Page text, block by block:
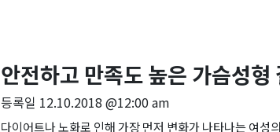
안전하고 만족도 높은 가슴성형
등록일 12.10.2018 @12:00 am
다이어트나 노화로 인해 가장 먼저 변화가 나타나는 여성